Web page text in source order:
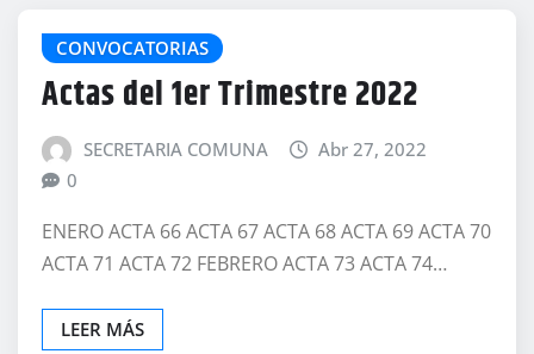
CONVOCATORIAS
Actas del 1er Trimestre 2022
SECRETARIA COMUNA
Abr 27, 2022
0
ENERO ACTA 66 ACTA 67 ACTA 68 ACTA 69 ACTA 70
ACTA 71 ACTA 72 FEBRERO ACTA 73 ACTA 74…
LEER MÁS